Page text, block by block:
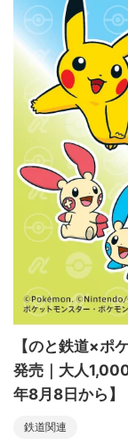
【のと鉄道×ポ
発売｜大人
年8月8日から】
鉄道関連